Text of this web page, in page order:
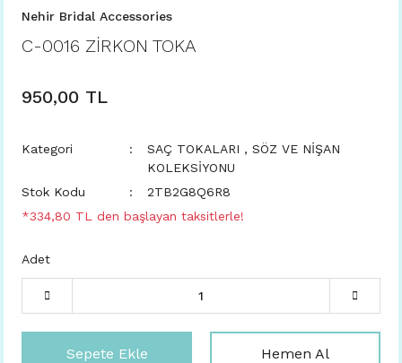
Nehir Bridal Accessories
C-0016 ZİRKON TOKA
950,00 TL
Kategori SAÇ TOKALARI , SÖZ VE NİŞAN
KOLEKSİYONU
Stok Kodu
2TB2G8Q6R8
*334,80 TL den başlayan taksitlerle!
Adet
Sepete Ekle Hemen Al